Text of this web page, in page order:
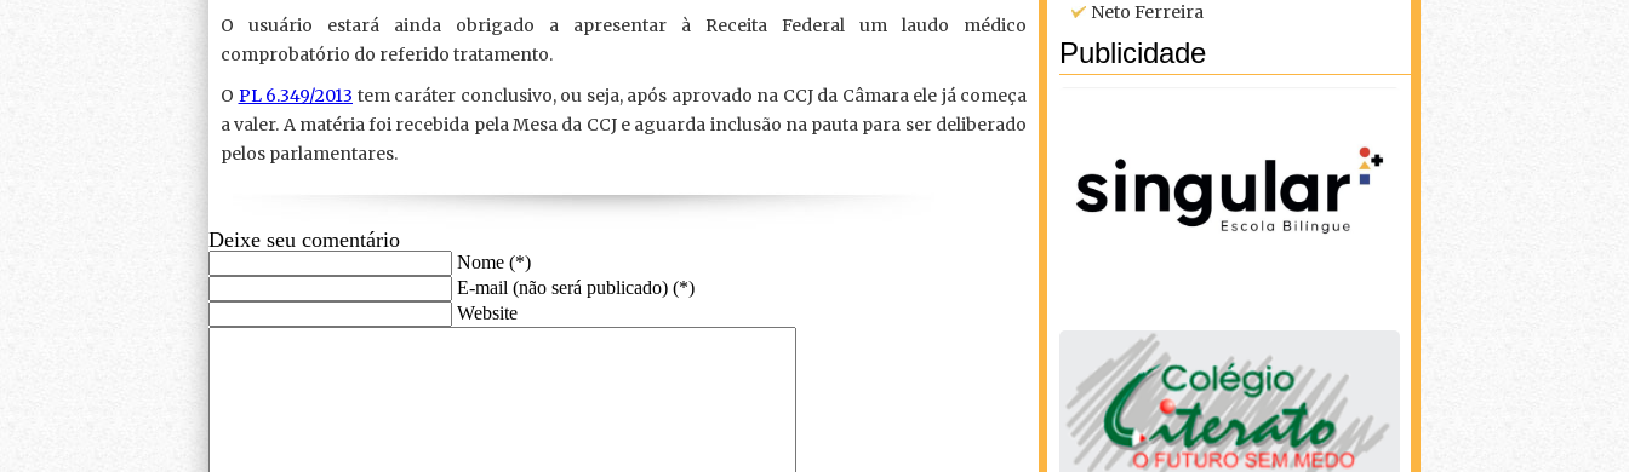
Neto Ferreira
Publicidade
O usuário estará ainda obrigado a apresentar à Receita Federal um laudo médico
comprobatório do referido tratamento.
O PL 6.349/2013 tem caráter conclusivo, ou seja, após aprovado na CCJ da Câmara ele já começa
a valer. A matéria foi recebida pela Mesa da CCJ e aguarda inclusão na pauta para ser deliberado
pelos parlamentares.
Deixe seu comentário
Nome (*)
E-mail (não será publicado) (*)
Website